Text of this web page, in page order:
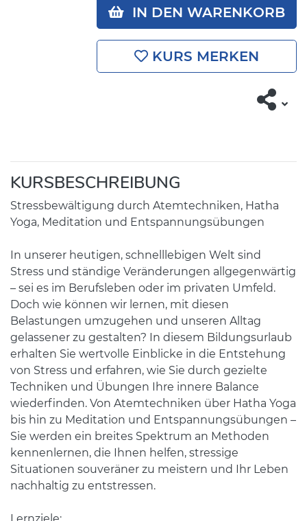
IN DEN WARENKORB
KURS MERKEN
KURSBESCHREIBUNG
Stressbewältigung durch Atemtechniken, Hatha
Yoga, Meditation und Entspannungsübungen
In unserer heutigen, schnelllebigen Welt sind
Stress und ständige Veränderungen allgegenwärtig
– sei es im Berufsleben oder im privaten Umfeld.
Doch wie können wir lernen, mit diesen
Belastungen umzugehen und unseren Alltag
gelassener zu gestalten? In diesem Bildungsurlaub
erhalten Sie wertvolle Einblicke in die Entstehung
von Stress und erfahren, wie Sie durch gezielte
Techniken und Übungen Ihre innere Balance
wiederfinden. Von Atemtechniken über Hatha Yoga
bis hin zu Meditation und Entspannungsübungen –
Sie werden ein breites Spektrum an Methoden
kennenlernen, die Ihnen helfen, stressige
Situationen souveräner zu meistern und Ihr Leben
nachhaltig zu entstressen.